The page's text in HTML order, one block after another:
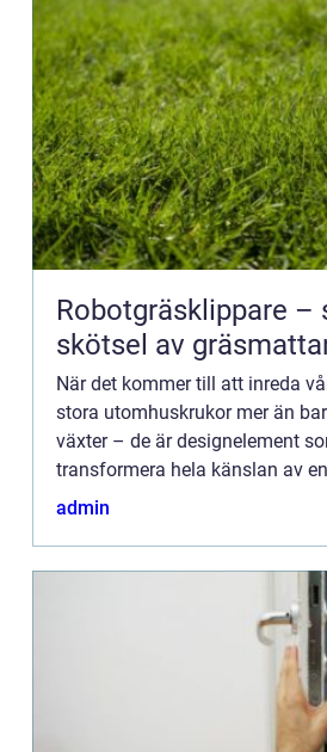
Robotgräsklippare –
skötsel av
När det kommer till att inreda
stora utomhuskrukor mer än
växter – de är designelement
transformera hela känslan av
admin